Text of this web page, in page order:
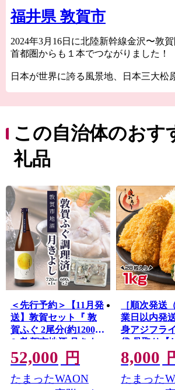
福井県 敦賀市
2024年3月16日に北陸新幹線金沢〜敦賀
首都圏からも１本でつながりました！
日本が世界に誇る風景地、日本三大松
産群。
「越前がに」や「敦賀ふぐ」等豊富な
日本最北限、甘さが自慢の「東浦みか
”御食国”のルーツとして、食物の神・
これが全て敦賀の魅力。
敦賀の魅力発信サイトできました。
詳しくは、下記ページをご覧ください
https://kuras-tsuruga.jp/
（上記URLをコピー＆ペーストしアド
けてご覧ください。）
■お問い合わせ先
福井県敦賀市ふるさと納税コールセン
TEL：050-3090-1336
Mail：f.tsuruga@do-furusato.jp
受付時間 午前9時00分～午後5時45分
日・祝日及び12月30日～1月3日を除く)
■ワンストップ特例申請書および変更届
この自治体のおす
礼品
＜先行予約＞【11月発
送】敦賀セット『 敦
賀ふぐ 2尾分(約1200g)
& 敦賀市地酒 月きよ
し720ml ×1本 』【ふぐ
フグ 河豚 刺身 ふぐ刺
薄造り しゃぶしゃぶ
52,000 円
たまったWAON
［順次発送
業日以内発
身アジフラ
袋 骨取り【
おつまみ 惣
お弁当 アジ
ジ あじ 真ア
8,000
たまった